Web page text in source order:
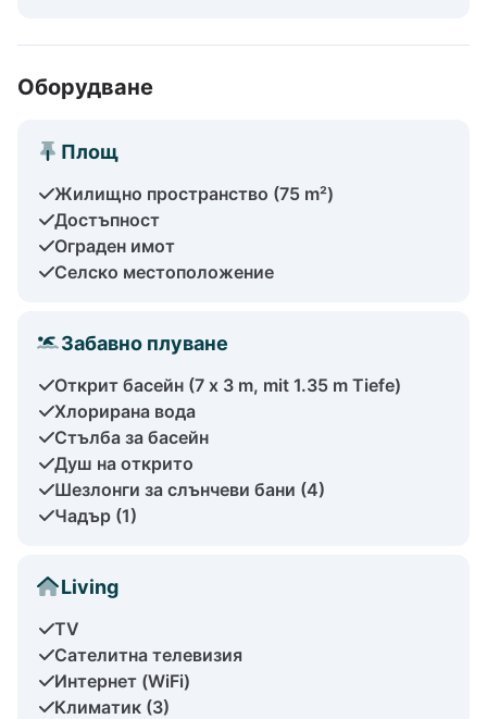
Оборудване
Площ
Жилищно пространство (75 m²)
Достъпност
Ограден имот
Селско местоположение
Забавно плуване
Открит басейн (7 x 3 m, mit 1.35 m Tiefe)
Хлорирана вода
Стълба за басейн
Душ на открито
Шезлонги за слънчеви бани (4)
Чадър (1)
Living
TV
Сателитна телевизия
Интернет (WiFi)
Климатик (3)